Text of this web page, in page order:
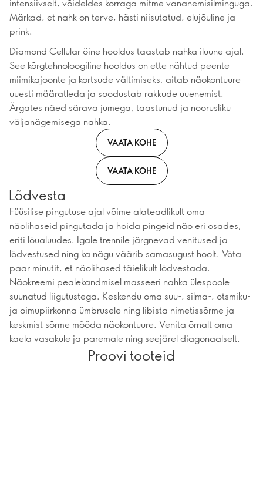
intensiivselt, võideldes korraga mitme vananemisilminguga.
Märkad, et nahk on terve, hästi niisutatud, elujõuline ja
prink.
Diamond Cellular öine hooldus taastab nahka iluune ajal.
See kõrgtehnoloogiline hooldus on ette nähtud peente
miimikajoonte ja kortsude vältimiseks, aitab näokontuure
uuesti määratleda ja soodustab rakkude uuenemist.
Ärgates näed särava jumega, taastunud ja noorusliku
väljanägemisega nahka.
VAATA KOHE
VAATA KOHE
Lõdvesta
Füüsilise pingutuse ajal võime alateadlikult oma
näolihaseid pingutada ja hoida pingeid näo eri osades,
eriti lõualuudes. Igale trennile järgnevad venitused ja
lõdvestused ning ka nägu väärib samasugust hoolt. Võta
paar minutit, et näolihased täielikult lõdvestada.
Näokreemi pealekandmisel masseeri nahka ülespoole
suunatud liigutustega. Keskendu oma suu-, silma-, otsmiku-
ja oimupiirkonna ümbrusele ning libista nimetissõrme ja
keskmist sõrme mööda näokontuure. Venita õrnalt oma
kaela vasakule ja paremale ning seejärel diagonaalselt.
Proovi tooteid